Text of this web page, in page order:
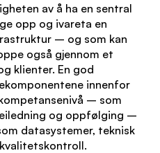
av å ha en sentral
opp og ivareta en
– og som kan
også gjennom et
klienter. En god
innenfor
– som
og oppfølging –
datasystemer, teknisk